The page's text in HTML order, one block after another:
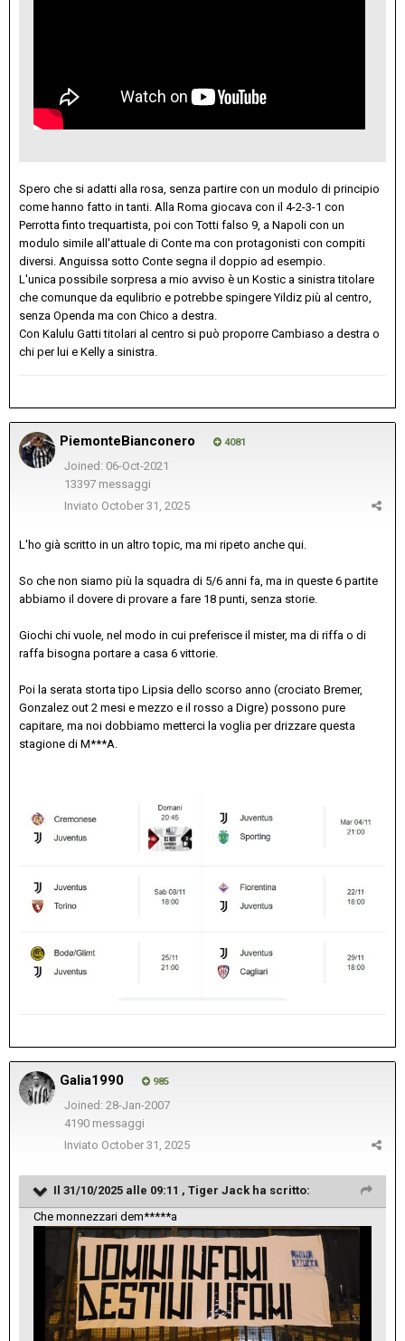
Spero che si adatti alla rosa, senza partire con un modulo di principio
come hanno fatto in tanti. Alla Roma giocava con il 4-2-3-1 con
Perrotta finto trequartista, poi con Totti falso 9, a Napoli con un
modulo simile all'attuale di Conte ma con protagonisti con compiti
diversi. Anguissa sotto Conte segna il doppio ad esempio.
L'unica possibile sorpresa a mio avviso è un Kostic a sinistra titolare
che comunque da equlibrio e potrebbe spingere Yildiz più al centro,
senza Openda ma con Chico a destra.
Con Kalulu Gatti titolari al centro si può proporre Cambiaso a destra o
chi per lui e Kelly a sinistra.
PiemonteBianconero 4081
Joined: 06-Oct-2021
13397 messaggi
Inviato October 31, 2025
L'ho già scritto in un altro topic, ma mi ripeto anche qui.
So che non siamo più la squadra di 5/6 anni fa, ma in queste 6 partite
abbiamo il dovere di provare a fare 18 punti, senza storie.
Giochi chi vuole, nel modo in cui preferisce il mister, ma di riffa o di
raffa bisogna portare a casa 6 vittorie.
Poi la serata storta tipo Lipsia dello scorso anno (crociato Bremer,
Gonzalez out 2 mesi e mezzo e il rosso a Digre) possono pure
capitare, ma noi dobbiamo metterci la voglia per drizzare questa
stagione di M***A.
Galia1990 985
Joined: 28-Jan-2007
4190 messaggi
Inviato October 31, 2025
Il 31/10/2025 alle 09:11 , Tiger Jack ha scritto:
Che monnezzari dem*****a